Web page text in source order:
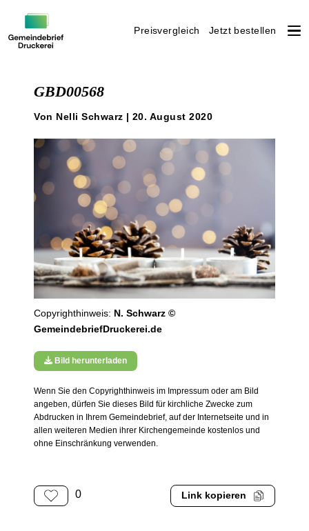
Preisvergleich Jetzt bestellen
GBD00568
Von Nelli Schwarz | 20. August 2020
Copyrighthinweis: N. Schwarz ©
GemeindebriefDruckerei.de
Bild herunterladen
Wenn Sie den Copyrighthinweis im Impressum oder am Bild
angeben, dürfen Sie dieses Bild für kirchliche Zwecke zum
Abdrucken in Ihrem Gemeindebrief, auf der Internetseite und in
allen weiteren Medien ihrer Kirchengemeinde kostenlos und
ohne Einschränkung verwenden.
0 Link kopieren